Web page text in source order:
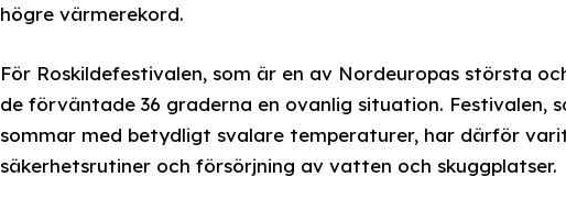
högre värmerekord.
För Roskildefestivalen, som är en av Nordeuropas största
de förväntade 36 graderna en ovanlig situation. Festivalen,
sommar med betydligt svalare temperaturer, har därför
säkerhetsrutiner och försörjning av vatten och skuggplatser.